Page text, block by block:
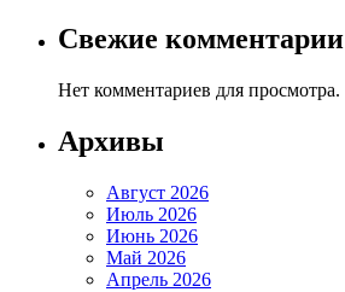
Свежие комментарии
Нет комментариев для просмотра.
Архивы
Август 2026
Июль 2026
Июнь 2026
Май 2026
Апрель 2026